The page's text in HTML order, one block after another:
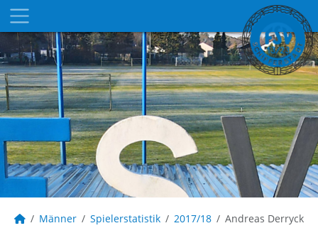
Männer Spielerstatistik 2017/18 Andreas Derryck